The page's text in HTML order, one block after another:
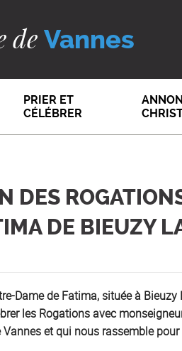
de Vannes
PRIER ET
CÉLÉBRER
DES
DE BIEUZY
Dame de Fatima, située à
les Rogations avec
et qui nous rassemble